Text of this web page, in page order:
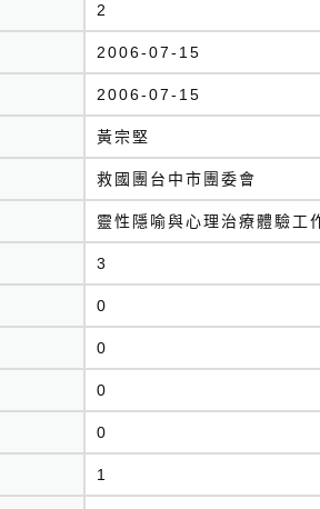
2
2006-07-15
2006-07-15
黃宗堅
救國團台中市團委會
靈性隱喻與心理治療體驗工
3
0
0
0
0
1